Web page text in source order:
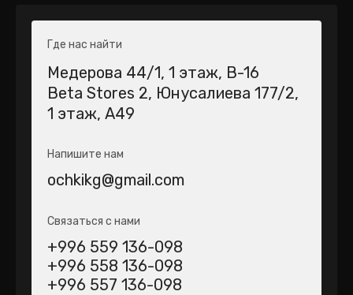
Где нас найти
Медерова 44/1​, 1 этаж, В-16
Beta Stores 2​, Юнусалиева 177/2,
1 этаж, А49
Напишите нам
ochkikg@gmail.com
Связаться с нами
+996 559 136-098
+996 558 136-098
+996 557 136-098